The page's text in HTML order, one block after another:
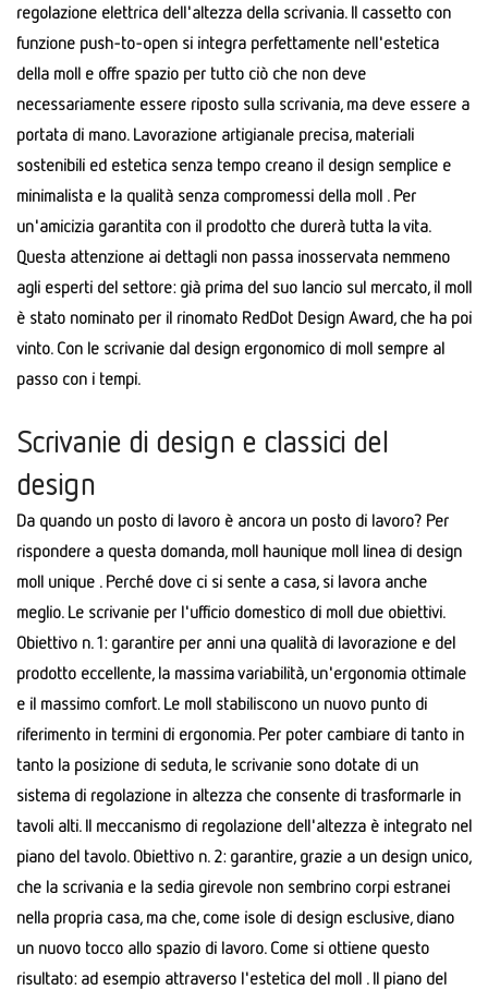
regolazione elettrica dell'altezza della scrivania. Il cassetto con
funzione push-to-open si integra perfettamente nell'estetica
della moll e offre spazio per tutto ciò che non deve
necessariamente essere riposto sulla scrivania, ma deve essere a
portata di mano. Lavorazione artigianale precisa, materiali
sostenibili ed estetica senza tempo creano il design semplice e
minimalista e la qualità senza compromessi della moll . Per
un'amicizia garantita con il prodotto che durerà tutta la vita.
Questa attenzione ai dettagli non passa inosservata nemmeno
agli esperti del settore: già prima del suo lancio sul mercato, il moll
è stato nominato per il rinomato RedDot Design Award, che ha poi
vinto. Con le scrivanie dal design ergonomico di moll sempre al
passo con i tempi.
Scrivanie di design e classici del
design
Da quando un posto di lavoro è ancora un posto di lavoro? Per
rispondere a questa domanda, moll haunique moll linea di design
moll unique . Perché dove ci si sente a casa, si lavora anche
meglio. Le scrivanie per l'ufficio domestico di moll due obiettivi.
Obiettivo n. 1: garantire per anni una qualità di lavorazione e del
prodotto eccellente, la massima variabilità, un'ergonomia ottimale
e il massimo comfort. Le moll stabiliscono un nuovo punto di
riferimento in termini di ergonomia. Per poter cambiare di tanto in
tanto la posizione di seduta, le scrivanie sono dotate di un
sistema di regolazione in altezza che consente di trasformarle in
tavoli alti. Il meccanismo di regolazione dell'altezza è integrato nel
piano del tavolo. Obiettivo n. 2: garantire, grazie a un design unico,
che la scrivania e la sedia girevole non sembrino corpi estranei
nella propria casa, ma che, come isole di design esclusive, diano
un nuovo tocco allo spazio di lavoro. Come si ottiene questo
risultato: ad esempio attraverso l'estetica del moll . Il piano del